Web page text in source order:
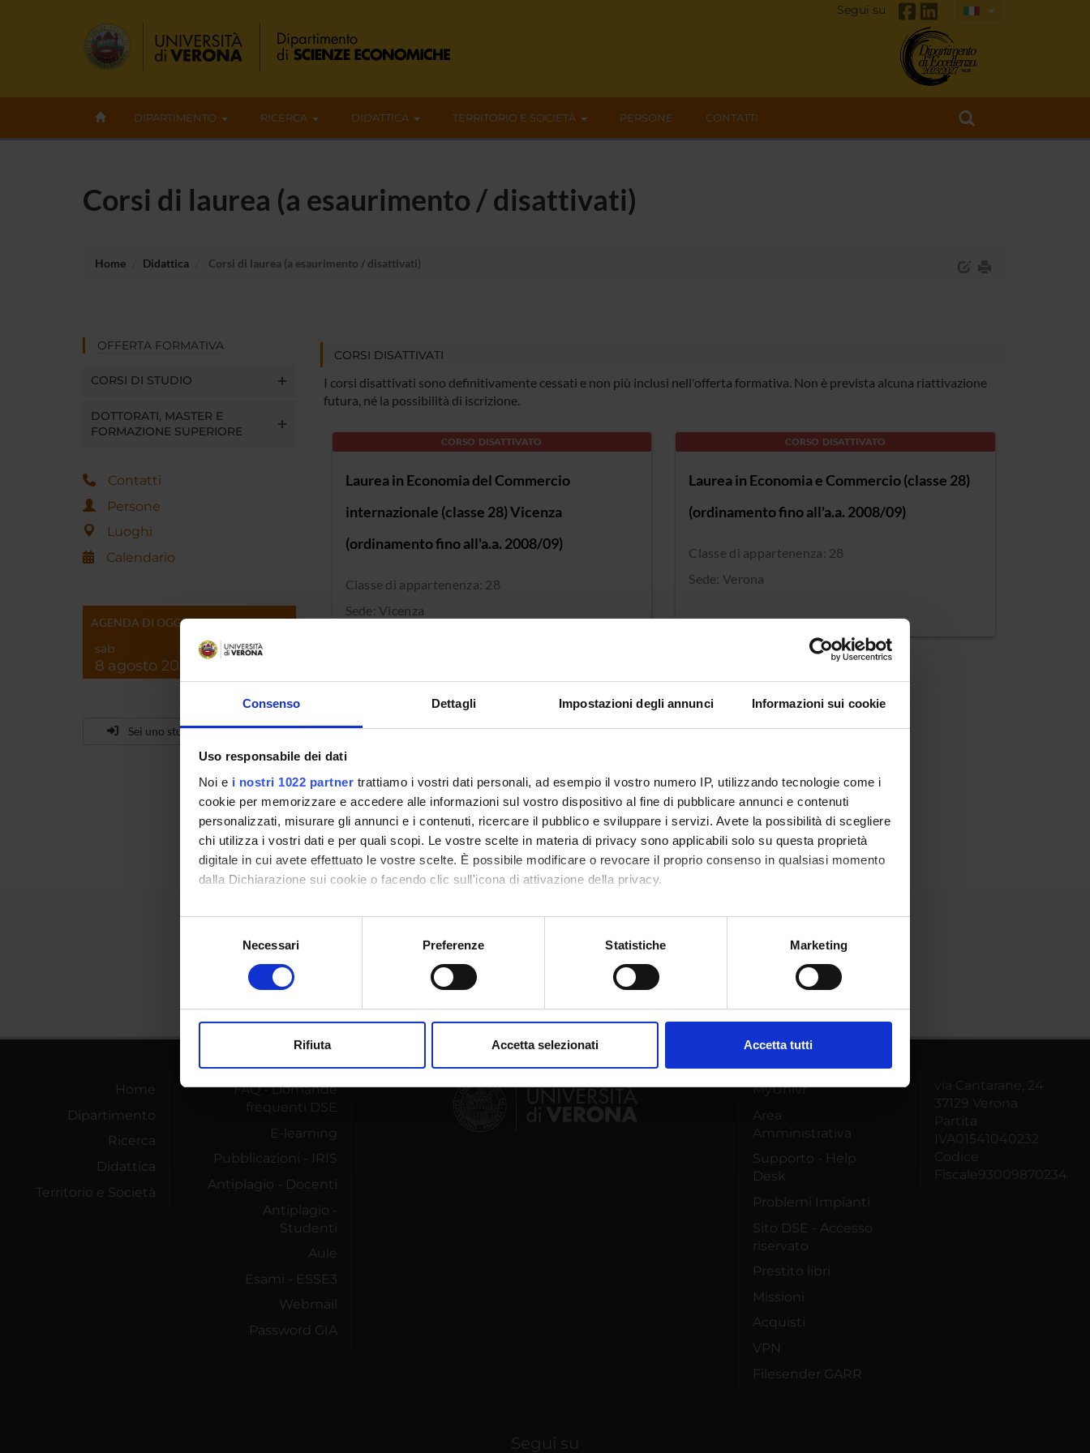
Consenso Dettagli Impostazioni degli annunci Informazioni sui cookie
Uso responsabile dei dati
Noi e i nostri 1022 partner trattiamo i vostri dati personali, ad esempio il vostro numero IP, utilizzando tecnologie come i
cookie per memorizzare e accedere alle informazioni sul vostro dispositivo al fine di pubblicare annunci e contenuti
personalizzati, misurare gli annunci e i contenuti, ricercare il pubblico e sviluppare i servizi. Avete la possibilità di scegliere
chi utilizza i vostri dati e per quali scopi. Le vostre scelte in materia di privacy sono applicabili solo su questa proprietà
digitale in cui avete effettuato le vostre scelte. È possibile modificare o revocare il proprio consenso in qualsiasi momento
dalla Dichiarazione sui cookie o facendo clic sull'icona di attivazione della privacy.
Con il tuo consenso, vorremmo anche:
raccogliere informazioni sulla tua posizione geografica, con un'approssimazione di qualche metro,
digitali).
modificare o ritirare il tuo consenso in qualsiasi momento dalla Dichiarazione sui cookie.
Necessari Preferenze Statistiche Marketing
Rifiuta Accetta selezionati Accetta tutti
Segui su
DIPARTIMENTO RICERCA DIDATTICA TERRITORIO E SOCIETÀ PERSONE CONTATTI
Corsi di laurea (a esaurimento / disattivati)
Home Didattica Corsi di laurea (a esaurimento / disattivati)
OFFERTA FORMATIVA
CORSI DI STUDIO
DOTTORATI, MASTER E
FORMAZIONE SUPERIORE
Contatti
Persone
Luoghi
Calendario
AGENDA DI OGGI
sab
8 agosto 2026
Sei uno studente già iscritto?
CORSI DISATTIVATI
I corsi disattivati sono definitivamente cessati e non più inclusi nell'offerta formativa. Non è prevista alcuna riattivazione
futura, né la possibilità di iscrizione.
CORSO DISATTIVATO
Laurea in Economia del Commercio
internazionale (classe 28) Vicenza
(ordinamento fino all'a.a. 2008/09)
Classe di appartenenza: 28
Sede: Vicenza
CORSO DISATTIVATO
Laurea in Economia e Commercio (classe 28)
(ordinamento fino all'a.a. 2008/09)
Classe di appartenenza: 28
Sede: Verona
Laurea in Economia politica (Classe 28)
Classe di appartenenza: 28
Sede: Verona
Home
Dipartimento
Ricerca
Didattica
Territorio e Società
FAQ - Domande
frequenti DSE
E-learning
Pubblicazioni - IRIS
Antiplagio - Docenti
Antiplagio -
Studenti
Aule
Esami - ESSE3
Webmail
Password GIA
MyUnivr
Area
Amministrativa
Supporto - Help
Desk
Problemi Impianti
Sito DSE - Accesso
riservato
Prestito libri
Missioni
Acquisti
VPN
Filesender GARR
via Cantarane, 24
37129 Verona
Partita
IVA01541040232
Codice
Fiscale93009870234
Segui su